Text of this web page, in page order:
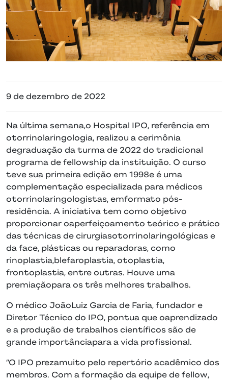
9 de dezembro de 2022
Na última semana,o Hospital IPO, referência em
otorrinolaringologia, realizou a cerimônia
degraduação da turma de 2022 do tradicional
programa de fellowship da instituição. O curso
teve sua primeira edição em 1998e é uma
complementação especializada para médicos
otorrinolaringologistas, emformato pós-
residência. A iniciativa tem como objetivo
proporcionar oaperfeiçoamento teórico e prático
das técnicas de cirurgiasotorrinolaringológicas e
da face, plásticas ou reparadoras, como
rinoplastia,blefaroplastia, otoplastia,
frontoplastia, entre outras. Houve uma
premiaçãopara os três melhores trabalhos.
O médico JoãoLuiz Garcia de Faria, fundador e
Diretor Técnico do IPO, pontua que oaprendizado
e a produção de trabalhos científicos são de
grande importânciapara a vida profissional.
“O IPO prezamuito pelo repertório acadêmico dos
membros. Com a formação da equipe de fellow,